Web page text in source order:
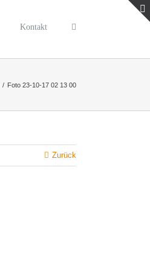
Kontakt
/ Foto 23-10-17 02 13 00
Zurück